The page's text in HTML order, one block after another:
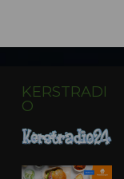
KERSTRADI
O